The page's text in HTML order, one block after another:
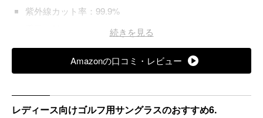
紫外線カット率：99.9%
レンズ加工：偏光レンズ
続きを見る
Amazonの口コミ・レビュー
レディース向けゴルフ用サングラスのおすすめ6.